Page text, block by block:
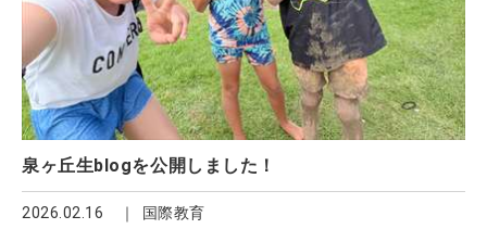
泉ヶ丘生blogを公開しました！
2026.02.16 国際教育